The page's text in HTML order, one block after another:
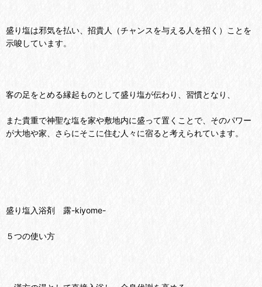
盛り塩は邪気を払い、招貴人（チャンスを与える人を招く）ことを
示唆しています。
客の足をとめる縁起ものとして盛り塩が伝わり、習慣となり、
また貴重で神聖な塩を家や敷地内に盛って置くことで、そのパワー
が大地や家、さらにそこに住む人々に宿ると考えられています。
盛り塩入浴剤 露-kiyome-
５つの使い方